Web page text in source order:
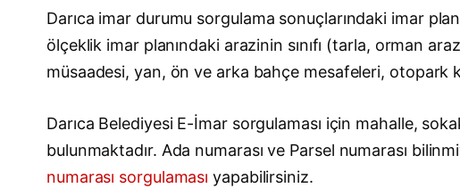
Darıca imar durumu sorgulama sonuçlarındaki imar
ölçeklik imar planındaki arazinin sınıfı (tarla, orman
müsaadesi, yan, ön ve arka bahçe mesafeleri, otopark
Darıca Belediyesi E-İmar sorgulaması için mahalle,
bulunmaktadır. Ada numarası ve Parsel numarası
numarası sorgulaması yapabilirsiniz.